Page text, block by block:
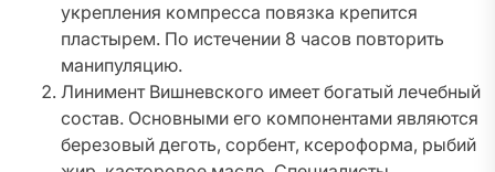
укрепления компресса повязка крепится
пластырем. По истечении 8 часов повторить
манипуляцию.
Линимент Вишневского имеет богатый лечебный
состав. Основными его компонентами являются
березовый деготь, сорбент, ксероформа, рыбий